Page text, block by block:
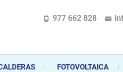
y mantenimiento de gas
electrodomésticos, desde el
977 662 828
FOTOVOLTAICA